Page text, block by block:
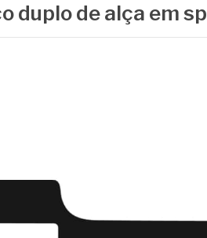
duplo de alça em sp